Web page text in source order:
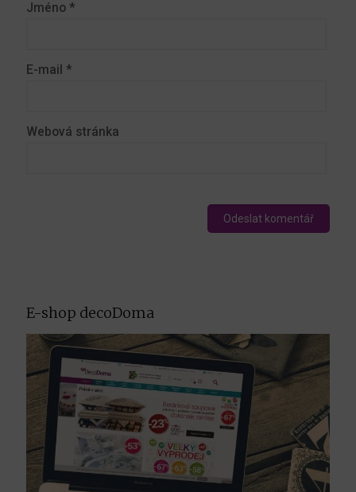
Jméno *
E-mail *
Webová stránka
E-shop decoDoma